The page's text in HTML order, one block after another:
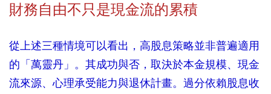
財務自由不只是現金流的累積
從上述三種情境可以看出，高股息策略並非普遍適用
的「萬靈丹」。其成功與否，取決於本金規模、現金
流來源、心理承受能力與退休計畫。過分依賴股息收